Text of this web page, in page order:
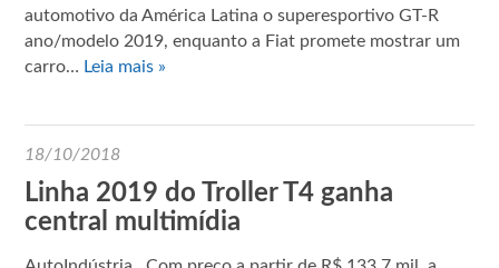
automotivo da América Latina o superesportivo GT-R
ano/modelo 2019, enquanto a Fiat promete mostrar um
carro… Leia mais »
18/10/2018
Linha 2019 do Troller T4 ganha
central multimídia